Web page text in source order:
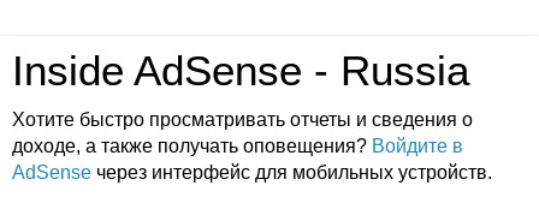
Inside AdSense - Russia
Хотите быстро просматривать отчеты и сведения о
доходе, а также получать оповещения? Войдите в
AdSense через интерфейс для мобильных устройств.